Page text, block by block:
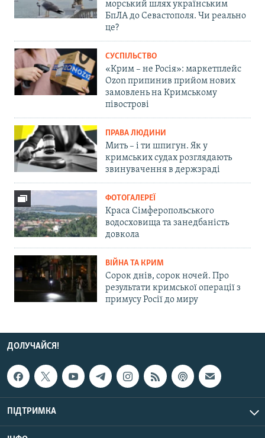
морський шлях українським
БпЛА до Севастополя. Чи реально
це?
СУСПІЛЬСТВО
«Крим – не Росія»: маркетплейс
Ozon припинив прийом нових
замовлень на Кримському
півострові
ПРАВА ЛЮДИНИ
Мить – і ти шпигун. Як у
кримських судах розглядають
звинувачення в держзраді
ФОТОГАЛЕРЕЇ
Краса Сімферопольського
водосховища та занедбаність
довкола
ВІЙНА ТА КРИМ
Сорок днів, сорок ночей. Про
результати кримської операції з
примусу Росії до миру
ДОЛУЧАЙСЯ!
ПІДТРИМКА